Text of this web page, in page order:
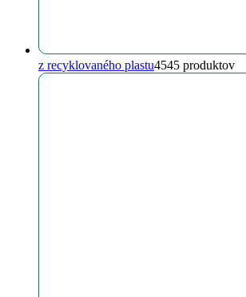
z recyklovaného plastu4545 produktov